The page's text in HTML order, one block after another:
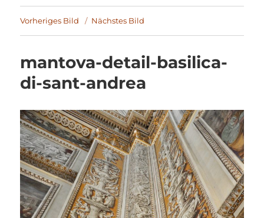
Vorheriges Bild Nächstes Bild
mantova-detail-basilica-
di-sant-andrea